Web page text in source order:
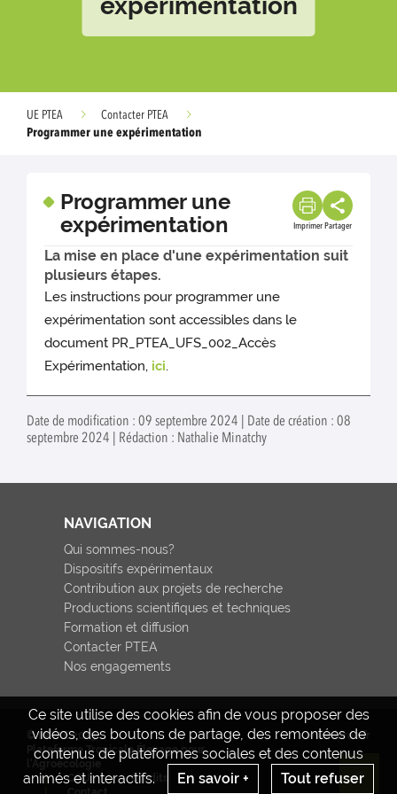
UE PTEA
Contacter PTEA
Programmer une expérimentation
Programmer une
expérimentation
Imprimer Partager
La mise en place d'une expérimentation suit
plusieurs étapes.
Les instructions pour programmer une
expérimentation sont accessibles dans le
document PR_PTEA_UFS_002_Accès
Expérimentation, ici.
Date de modification : 09 septembre 2024 | Date de création : 08
septembre 2024 | Rédaction : Nathalie Minatchy
Ce site utilise des cookies afin de vous proposer des
vidéos, des boutons de partage, des remontées de
contenus de plateformes sociales et des contenus
animés et interactifs.
En savoir + Tout refuser
NAVIGATION
Qui sommes-nous?
Dispositifs expérimentaux
Contribution aux projets de recherche
Productions scientifiques et techniques
Formation et diffusion
Contacter PTEA
Nos engagements
© INRAE 2023
Plateforme Tropicale Élevage pour
CGU
Crédits
www.inrae.fr